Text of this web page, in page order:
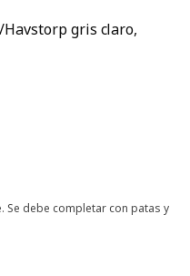
gris claro,
Revisiones totales:
Se debe completar con patas y